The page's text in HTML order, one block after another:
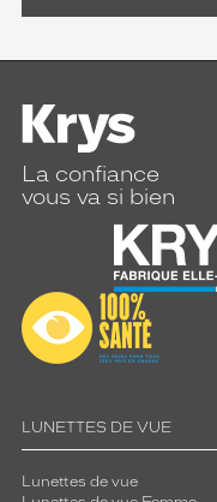
La confiance
vous va si bien
LUNETTES DE VUE
Lunettes de vue